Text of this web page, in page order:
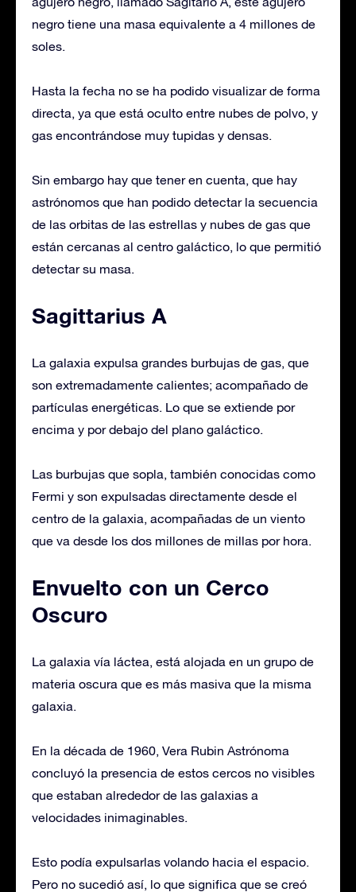
negro tiene una masa equivalente a 4 millones de
soles.
Hasta la fecha no se ha podido visualizar de forma
directa, ya que está oculto entre nubes de polvo, y
gas encontrándose muy tupidas y densas.
Sin embargo hay que tener en cuenta, que hay
astrónomos que han podido detectar la secuencia
de las orbitas de las estrellas y nubes de gas que
están cercanas al centro galáctico, lo que permitió
detectar su masa.
Sagittarius A
La galaxia expulsa grandes burbujas de gas, que
son extremadamente calientes; acompañado de
partículas energéticas. Lo que se extiende por
encima y por debajo del plano galáctico.
Las burbujas que sopla, también conocidas como
Fermi y son expulsadas directamente desde el
centro de la galaxia, acompañadas de un viento
que va desde los dos millones de millas por hora.
Envuelto con un Cerco
Oscuro
La galaxia vía láctea, está alojada en un grupo de
materia oscura que es más masiva que la misma
galaxia.
En la década de 1960, Vera Rubin Astrónoma
concluyó la presencia de estos cercos no visibles
que estaban alrededor de las galaxias a
velocidades inimaginables.
Esto podía expulsarlas volando hacia el espacio.
Pero no sucedió así, lo que significa que se creó